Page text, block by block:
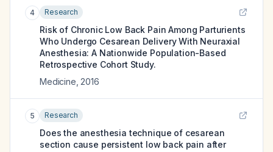
4 Research
Risk of Chronic Low Back Pain Among Parturients
Who Undergo Cesarean Delivery With Neuraxial
Anesthesia: A Nationwide Population-Based
Retrospective Cohort Study.
Medicine 2016
5 Research
Does the anesthesia technique of cesarean
section cause persistent low back pain after